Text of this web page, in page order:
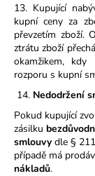
13. Kupující
kupní ceny za
převzetím zboží.
ztrátu zboží
okamžikem,
rozporu s kupní
14. Nedodržení
Pokud kupující
zásilku
smlouvy dle §
případě má
nákladů.